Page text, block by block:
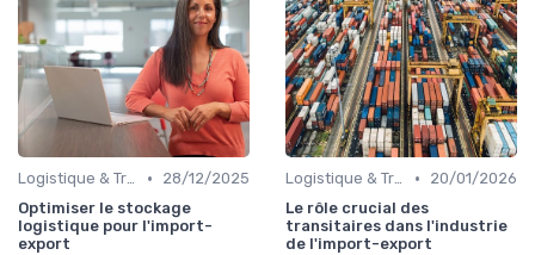
Logistique & Transport •
28/12/2025
Optimiser le stockage
logistique pour l'import-
export
Logistique & Transport •
20/01/2026
Le rôle crucial des
transitaires dans l'industrie
de l'import-export